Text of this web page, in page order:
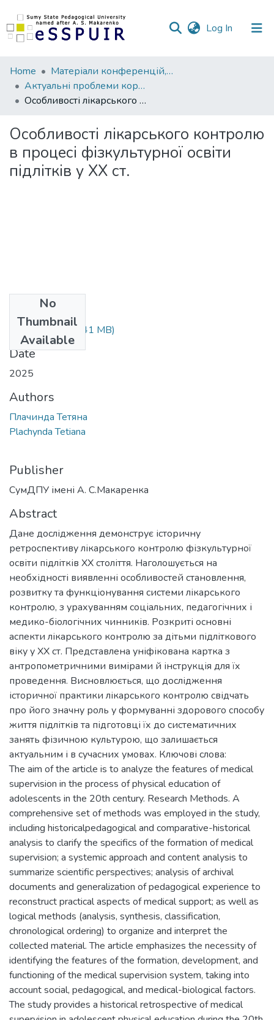
Log In (current)
Communities
&
Collections
Statistics
Home
Матеріали конференцій, семінарів, читань
Актуальні проблеми корекційної педагогіки, психології та реабілітації
Особливості лікарського контролю в процесі фізкультурної освіти підлітків у ХХ ст.
Особливості лікарського контролю
в процесі фізкультурної освіти
підлітків у ХХ ст.
No
Thumbnail
Available
Plachynda.pdf(1.41 MB)
Date
2025
Authors
Плачинда Тетяна
Plachynda Tetiana
Publisher
СумДПУ імені А. С.Макаренка
Abstract
Дане дослідження демонструє історичну
ретроспективу лікарського контролю фізкультурної
освіти підлітків ХХ століття. Наголошується на
необхідності виявленні особливостей становлення,
розвитку та функціонування системи лікарського
контролю, з урахуванням соціальних, педагогічних і
медико-біологічних чинників. Розкриті основні
аспекти лікарського контролю за дітьми підліткового
віку у ХХ ст. Представлена уніфікована картка з
антропометричними вимірами й інструкція для їх
проведення. Висновлюється, що дослідження
історичної практики лікарського контролю свідчать
про його значну роль у формуванні здорового способу
життя підлітків та підготовці їх до систематичних
занять фізичною культурою, що залишається
актуальним і в сучасних умовах. Ключові слова:
The aim of the article is to analyze the features of medical
supervision in the process of physical education of
adolescents in the 20th century. Research Methods. A
comprehensive set of methods was employed in the study,
including historicalpedagogical and comparative-historical
analysis to clarify the specifics of the formation of medical
supervision; a systemic approach and content analysis to
summarize scientific perspectives; analysis of archival
documents and generalization of pedagogical experience to
reconstruct practical aspects of medical support; as well as
logical methods (analysis, synthesis, classification,
chronological ordering) to organize and interpret the
collected material. The article emphasizes the necessity of
identifying the features of the formation, development, and
functioning of the medical supervision system, taking into
account social, pedagogical, and medical-biological factors.
The study provides a historical retrospective of medical